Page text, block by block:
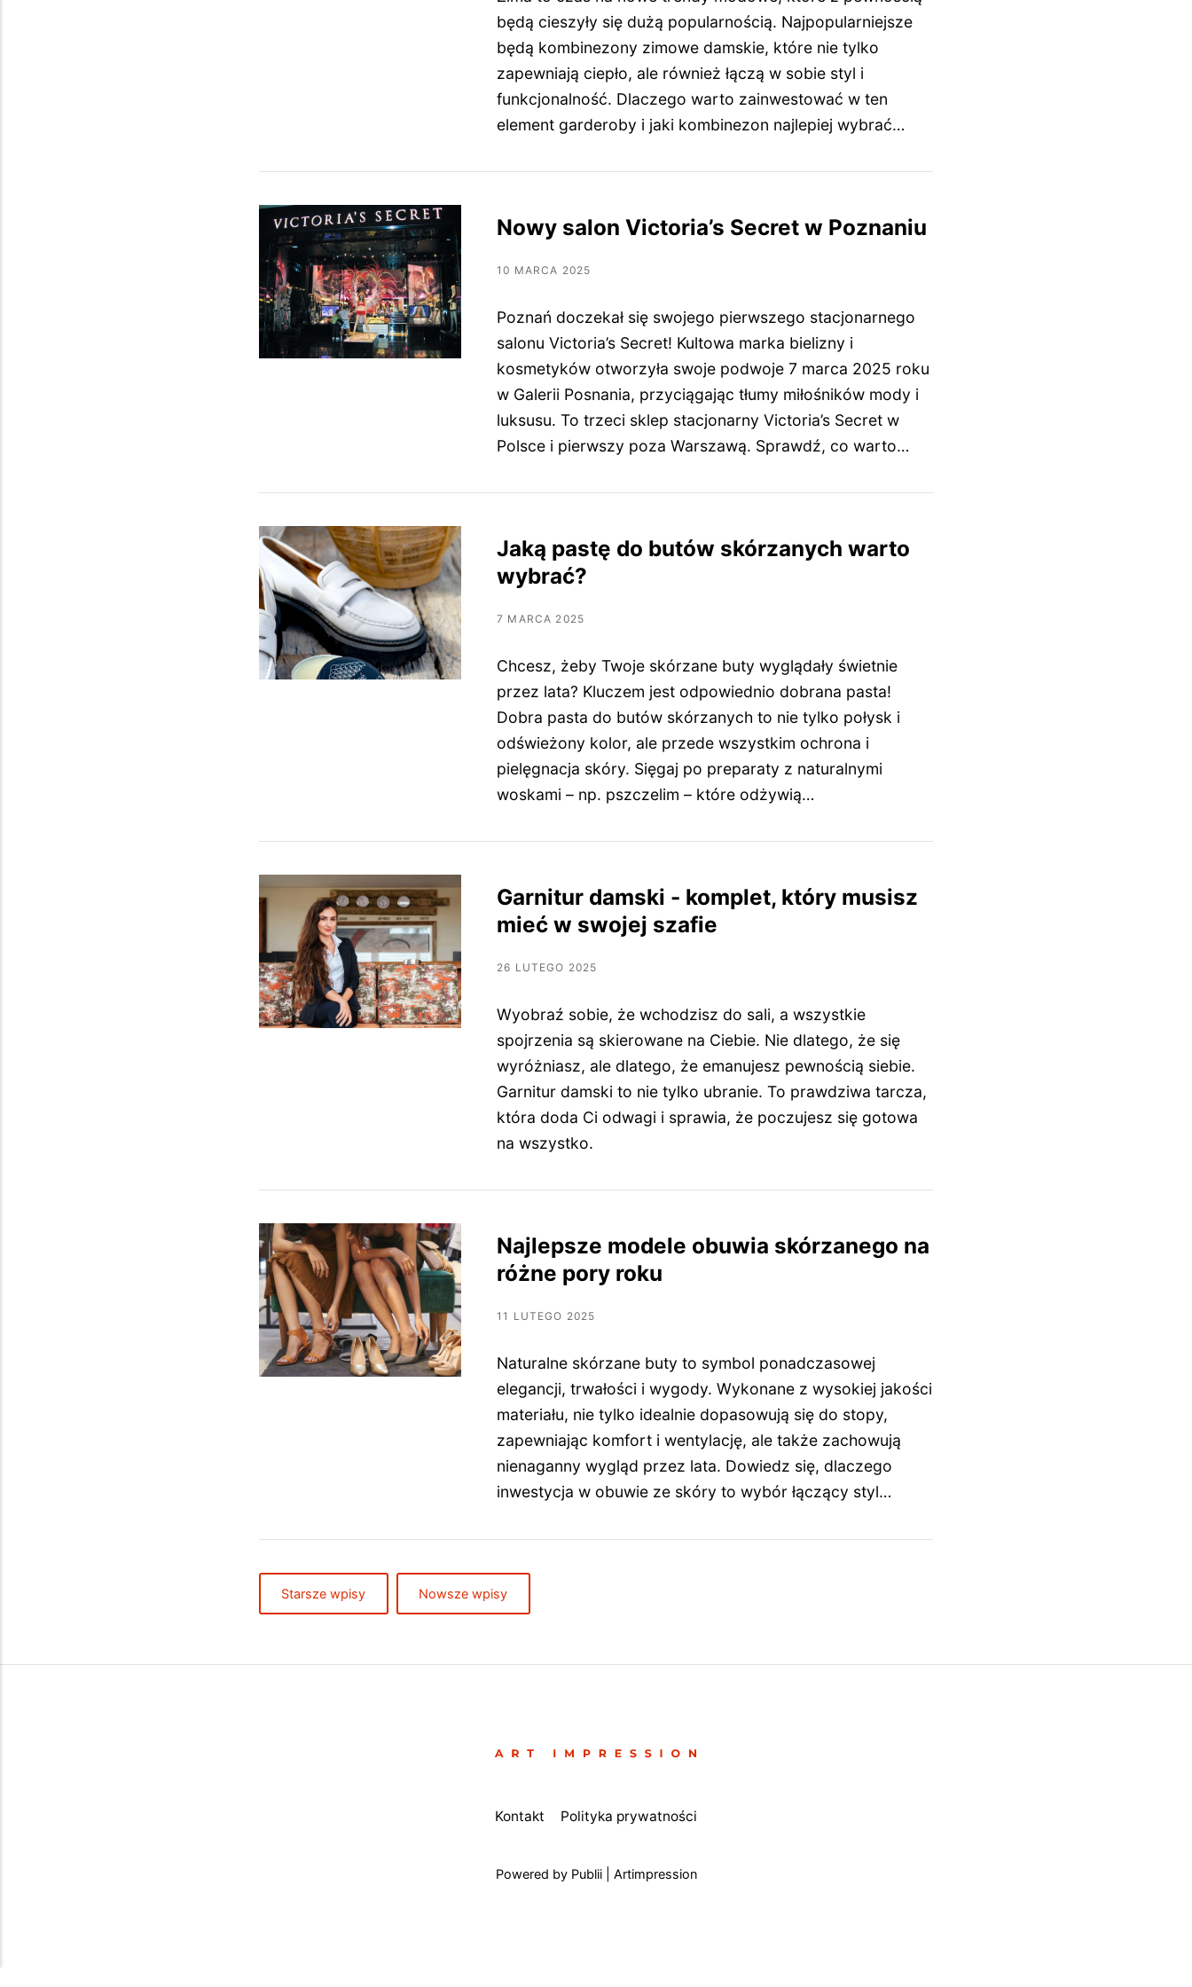
będą cieszyły się dużą popularnością. Najpopularniejsze
będą kombinezony zimowe damskie, które nie tylko
zapewniają ciepło, ale również łączą w sobie styl i
funkcjonalność. Dlaczego warto zainwestować w ten
element garderoby i jaki kombinezon najlepiej wybrać…
Nowy salon Victoria’s Secret w Poznaniu
10 MARCA 2025
Poznań doczekał się swojego pierwszego stacjonarnego
salonu Victoria’s Secret! Kultowa marka bielizny i
kosmetyków otworzyła swoje podwoje 7 marca 2025 roku
w Galerii Posnania, przyciągając tłumy miłośników mody i
luksusu. To trzeci sklep stacjonarny Victoria’s Secret w
Polsce i pierwszy poza Warszawą. Sprawdź, co warto…
Jaką pastę do butów skórzanych warto
wybrać?
7 MARCA 2025
Chcesz, żeby Twoje skórzane buty wyglądały świetnie
przez lata? Kluczem jest odpowiednio dobrana pasta!
Dobra pasta do butów skórzanych to nie tylko połysk i
odświeżony kolor, ale przede wszystkim ochrona i
pielęgnacja skóry. Sięgaj po preparaty z naturalnymi
woskami – np. pszczelim – które odżywią…
Garnitur damski - komplet, który musisz
mieć w swojej szafie
26 LUTEGO 2025
Wyobraź sobie, że wchodzisz do sali, a wszystkie
spojrzenia są skierowane na Ciebie. Nie dlatego, że się
wyróżniasz, ale dlatego, że emanujesz pewnością siebie.
Garnitur damski to nie tylko ubranie. To prawdziwa tarcza,
która doda Ci odwagi i sprawia, że poczujesz się gotowa
na wszystko.
Najlepsze modele obuwia skórzanego na
różne pory roku
11 LUTEGO 2025
Naturalne skórzane buty to symbol ponadczasowej
elegancji, trwałości i wygody. Wykonane z wysokiej jakości
materiału, nie tylko idealnie dopasowują się do stopy,
zapewniając komfort i wentylację, ale także zachowują
nienaganny wygląd przez lata. Dowiedz się, dlaczego
inwestycja w obuwie ze skóry to wybór łączący styl…
Starsze wpisy Nowsze wpisy
Kontakt Polityka prywatności
Powered by Publii | Artimpression